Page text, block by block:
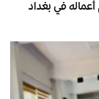
أعماله في بغداد